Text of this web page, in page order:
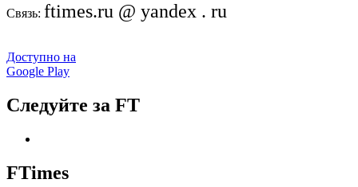
Связь: ftimes.ru @ yandex . ru
Доступно на
Google Play
Следуйте за FT
FTimes